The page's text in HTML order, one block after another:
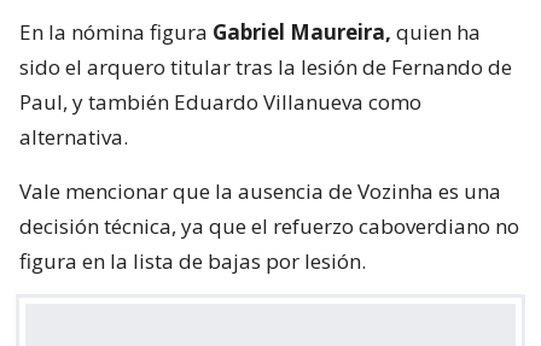
En la nómina figura Gabriel Maureira, quien ha
sido el arquero titular tras la lesión de Fernando de
Paul, y también Eduardo Villanueva como
alternativa.
Vale mencionar que la ausencia de Vozinha es una
decisión técnica, ya que el refuerzo caboverdiano no
figura en la lista de bajas por lesión.